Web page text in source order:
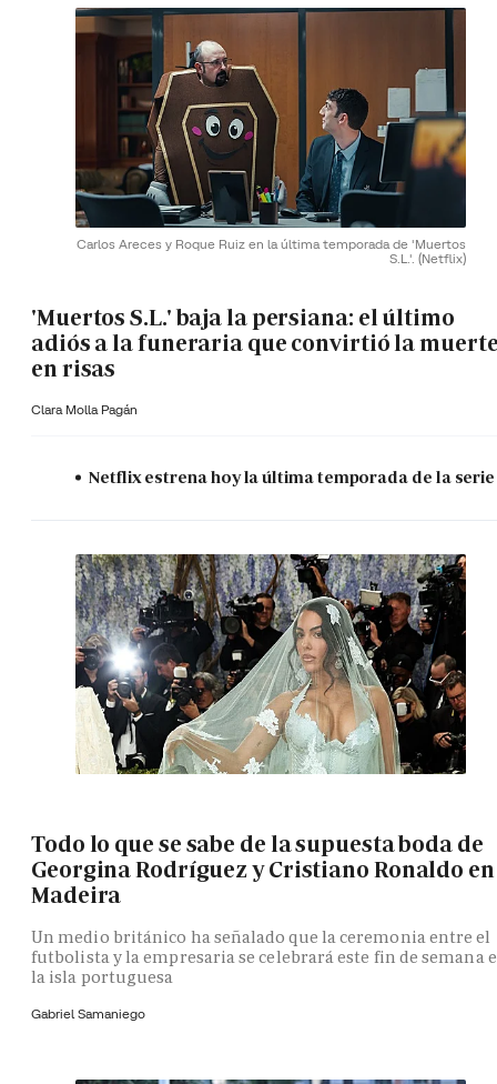
Carlos Areces y Roque Ruiz en la última temporada de 'Muertos
S.L.'. (Netflix)
'Muertos S.L.' baja la persiana: el último
adiós a la funeraria que convirtió la
en risas
Clara Molla Pagán
Netflix estrena hoy la última temporada de la serie
Todo lo que se sabe de la supuesta boda de
Georgina Rodríguez y Cristiano Ronaldo en
Madeira
Un medio británico ha señalado que la ceremonia entre el
futbolista y la empresaria se celebrará este fin de semana
la isla portuguesa
Gabriel Samaniego